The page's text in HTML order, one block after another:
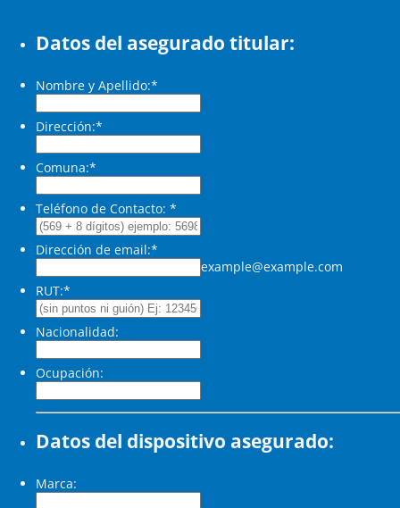
Datos del asegurado titular:
Nombre y Apellido:*
Dirección:*
Comuna:*
Teléfono de Contacto: *
Dirección de email:*
example@example.com
RUT:*
Nacionalidad:
Ocupación:
Datos del dispositivo asegurado:
Marca: